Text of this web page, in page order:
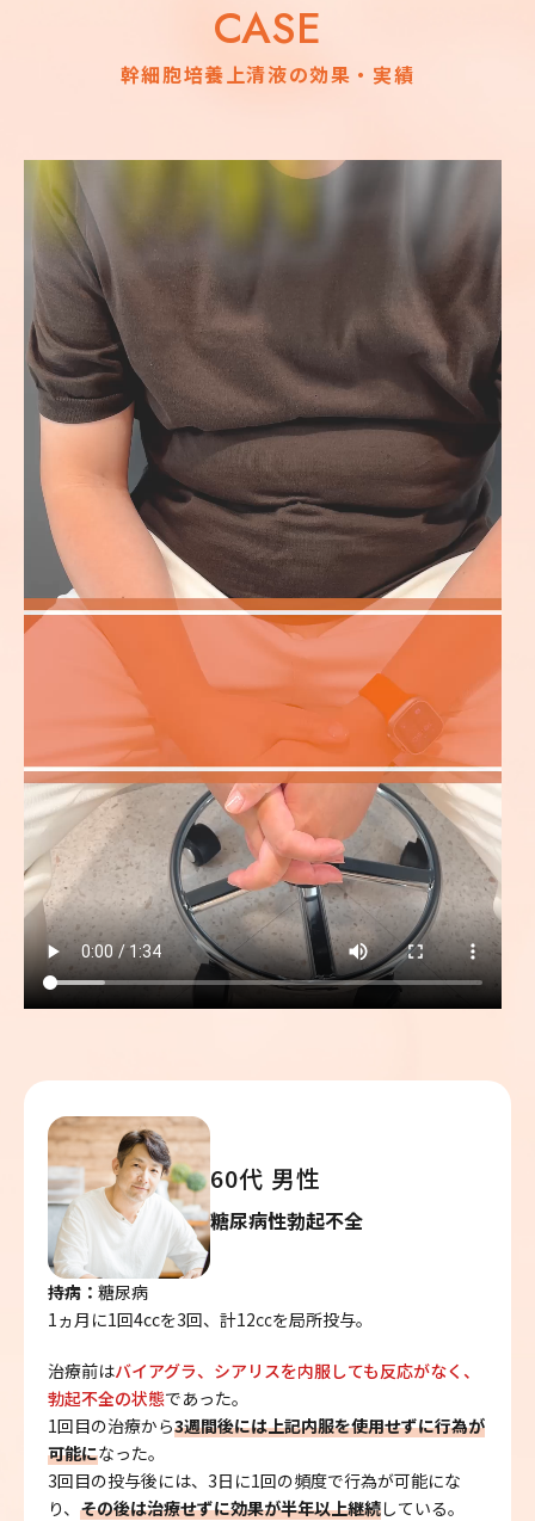
CASE
幹細胞培養上清液の効果・実績
60代 男性
糖尿病性勃起不全
持病： 糖尿病
1ヵ月に1回4ccを3回、計12㏄を局所投与。
治療前はバイアグラ、シアリスを内服しても反応がなく、
勃起不全の状態であった。
1回目の治療から3週間後には上記内服を使用せずに行為が
可能になった。
3回目の投与後には、3日に1回の頻度で行為が可能にな
り、 その後は治療せずに効果が半年以上継続している。